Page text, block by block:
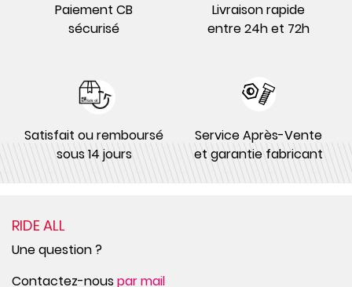
Paiement CB
sécurisé
Livraison rapide
entre 24h et 72h
Satisfait ou remboursé
sous 14 jours
Service Après-Vente
et garantie fabricant
RIDE ALL
Une question ?
Contactez-nouspar mail